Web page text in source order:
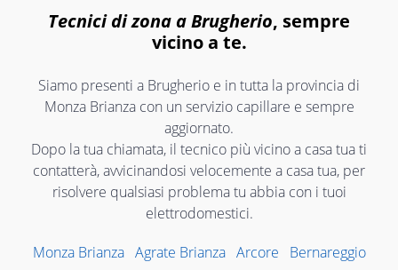
Tecnici di zona a Brugherio, sempre
vicino a te.
Siamo presenti a Brugherio e in tutta la provincia di
Monza Brianza con un servizio capillare e sempre
aggiornato.
Dopo la tua chiamata, il tecnico più vicino a casa tua ti
contatterà, avvicinandosi velocemente a casa tua, per
risolvere qualsiasi problema tu abbia con i tuoi
elettrodomestici.
Monza Brianza Agrate Brianza Arcore
Bernareggio